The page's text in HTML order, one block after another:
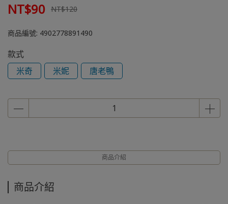
NT$90 NT$120
商品編號: 4902778891490
款式
米奇
米妮 唐老鴨
商品介紹
商品介紹